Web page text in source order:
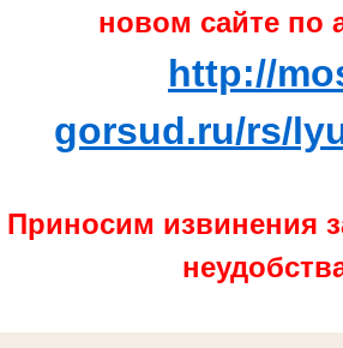
новом сайте по
http://
gorsud.ru/rs/
Приносим извинения